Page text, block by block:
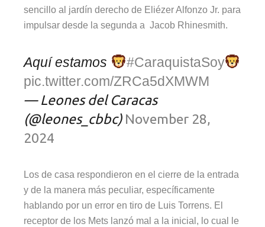
sencillo al jardín derecho de Eliézer Alfonzo Jr. para
impulsar desde la segunda a Jacob Rhinesmith.
Aquí estamos
#CaraquistaSoy
pic.twitter.com/ZRCa5dXMWM
— Leones del Caracas
(@leones_cbbc) November 28,
2024
Los de casa respondieron en el cierre de la entrada
y de la manera más peculiar, específicamente
hablando por un error en tiro de Luis Torrens. El
receptor de los Mets lanzó mal a la inicial, lo cual le